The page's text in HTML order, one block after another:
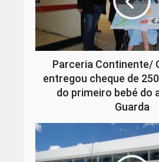
Parceria Continente/
entregou cheque de
do primeiro bebé do
Guarda